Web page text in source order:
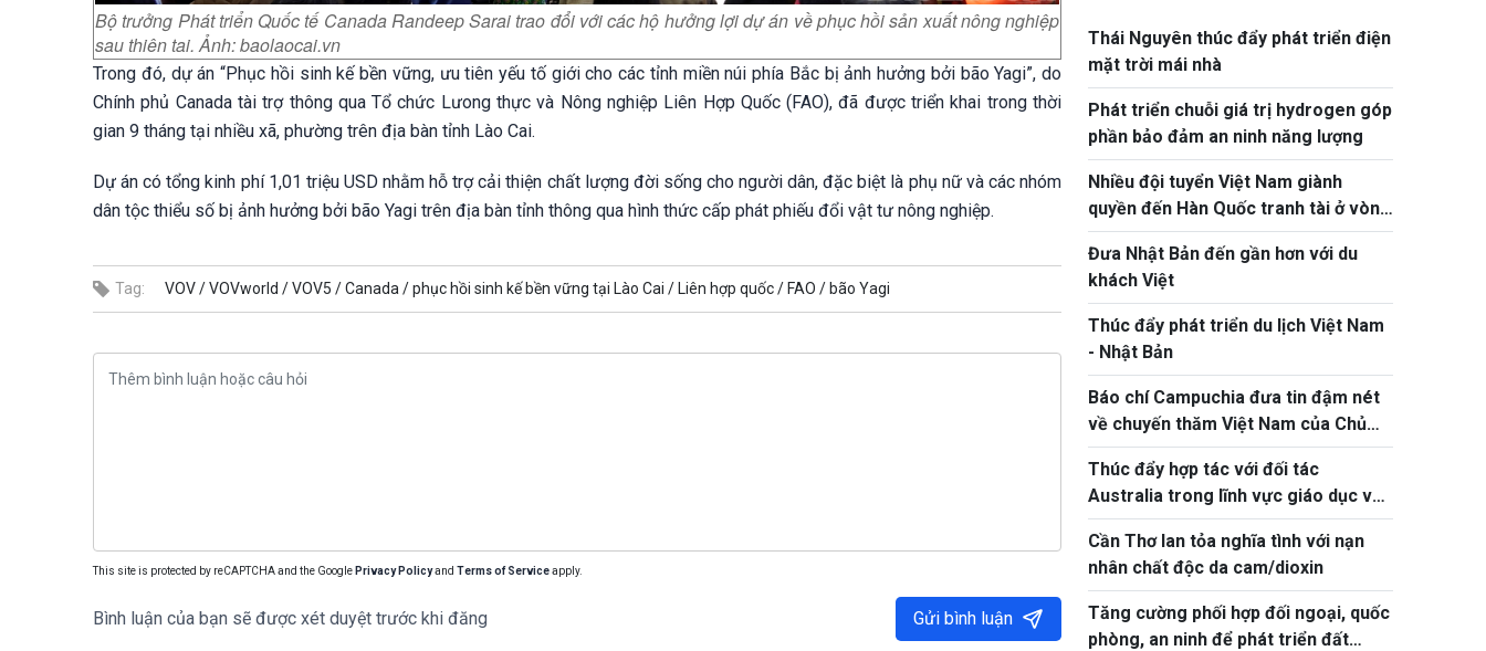
Bộ trưởng Phát triển Quốc tế Canada Randeep Sarai trao đổi với các hộ hưởng lợi dự án về phục hồi sản xuất nông nghiệp
sau thiên tai. Ảnh: baolaocai.vn
Trong đó, dự án “Phục hồi sinh kế bền vững, ưu tiên yếu tố giới cho các tỉnh miền núi phía Bắc bị ảnh hưởng bởi bão Yagi”, do
Chính phủ Canada tài trợ thông qua Tổ chức Lưong thực và Nông nghiệp Liên Hợp Quốc (FAO), đã được triển khai trong thời
gian 9 tháng tại nhiều xã, phường trên địa bàn tỉnh Lào Cai.
Dự án có tổng kinh phí 1,01 triệu USD nhằm hỗ trợ cải thiện chất lượng đời sống cho người dân, đặc biệt là phụ nữ và các nhóm
dân tộc thiểu số bị ảnh hưởng bởi bão Yagi trên địa bàn tỉnh thông qua hình thức cấp phát phiếu đổi vật tư nông nghiệp.
Tag: VOV /VOVworld /VOV5 /Canada /phục hồi sinh kế bền vững tại Lào Cai / Liên hợp quốc / FAO / bão Yagi
This site is protected by reCAPTCHA and the Google Privacy Policyand Terms of Serviceapply.
Bình luận của bạn sẽ được xét duyệt trước khi đăng Gửi bình luận
Thái Nguyên thúc đẩy phát triển điện
mặt trời mái nhà
Phát triển chuỗi giá trị hydrogen góp
phần bảo đảm an ninh năng lượng
Nhiều đội tuyển Việt Nam giành
quyền đến Hàn Quốc tranh tài ở vòng
chung kết NYPC 2026
Đưa Nhật Bản đến gần hơn với du
khách Việt
Thúc đẩy phát triển du lịch Việt Nam
- Nhật Bản
Báo chí Campuchia đưa tin đậm nét
về chuyến thăm Việt Nam của Chủ
tịch Quốc hội Khuon Sudary
Thúc đẩy hợp tác với đối tác
Australia trong lĩnh vực giáo dục và
ứng phó biến đổi khí hậu
Cần Thơ lan tỏa nghĩa tình với nạn
nhân chất độc da cam/dioxin
Tăng cường phối hợp đối ngoại, quốc
phòng, an ninh để phát triển đất